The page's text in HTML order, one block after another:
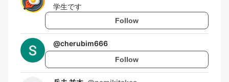
学生です
Follow
@cherubim666
Follow